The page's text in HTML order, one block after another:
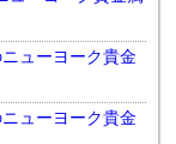
ューヨーク貴金
ューヨーク貴金